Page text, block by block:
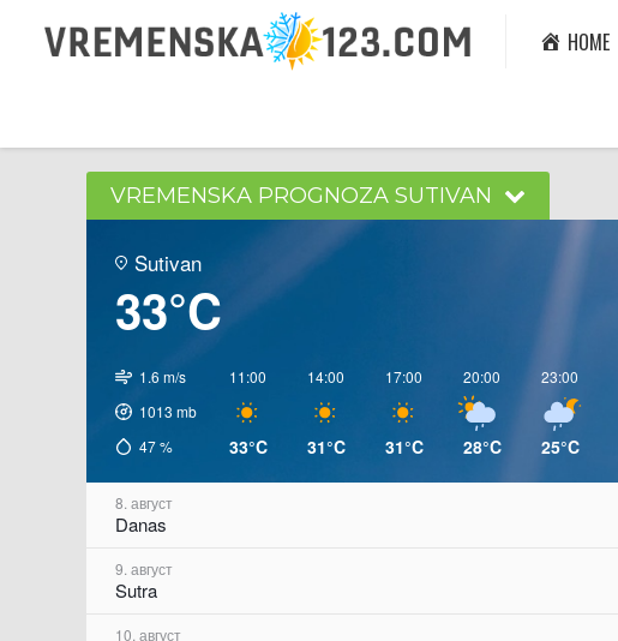
HOME
VREMENSKA PROGNOZA SUTIVAN
Sutivan
33°C
1.6 m/s
1013 mb
47%
11:00
33°C
14:00
31°C
17:00
31°C
20:00
28°C
23:00
25°C
8. август
Danas
9. август
Sutra
10. август